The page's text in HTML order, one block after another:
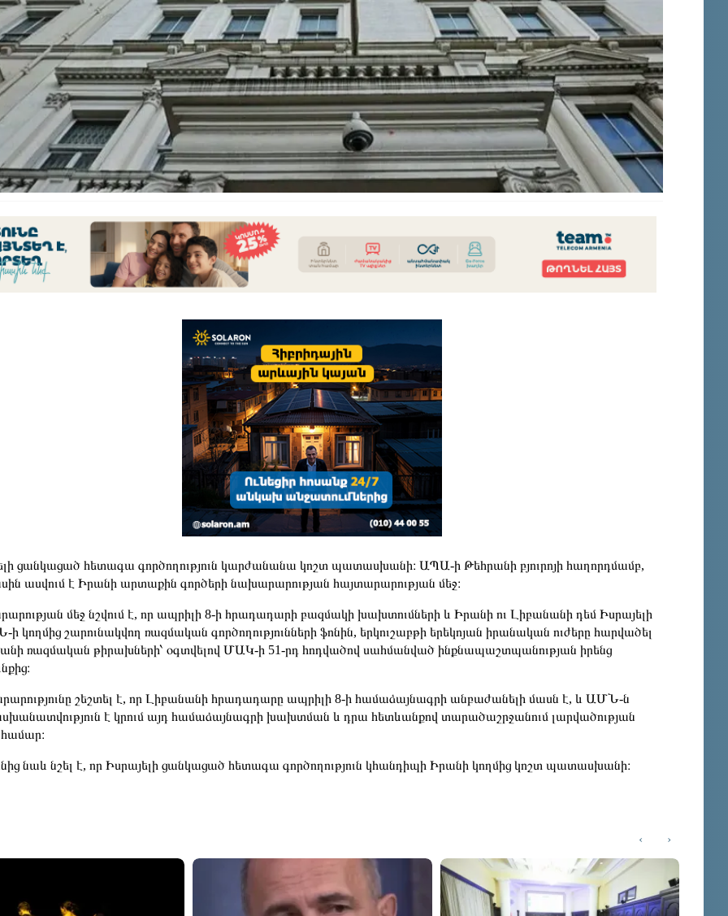
ցանկացած հետագա գործողություն կարժանանա կոշտ պատասխանի։ ԱՊԱ-ի Թեհրանի բյուրոյի հաղորդմամբ,
ասվում է Իրանի արտաքին գործերի նախարարության հայտարարության մեջ։
մեջ նշվում է, որ ապրիլի 8-ի հրադադարի բազմակի խախտումների և Իրանի ու Լիբանանի դեմ Իսրայելի
ի կողմից շարունակվող ռազմական գործողությունների ֆոնին, երկուշաբթի երեկոյան իրանական ուժերը հարվածել
ռազմական թիրախների՝ օգտվելով ՄԱԿ-ի 51-րդ հոդվածով սահմանված ինքնապաշտպանության իրենց
շեշտել է, որ Լիբանանի հրադադարը ապրիլի 8-ի համաձայնագրի անբաժանելի մասն է, և ԱՄՆ-ն
է կրում այդ համաձայնագրի խախտման և դրա հետևանքով տարածաշրջանում լարվածության
նաև նշել է, որ Իսրայելի ցանկացած հետագա գործողություն կհանդիպի Իրանի կողմից կոշտ պատասխանի։
‹ ›